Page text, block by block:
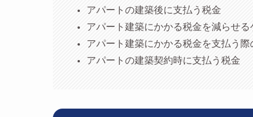
アパートの建築後に支払う税金
アパート建築にかかる税金を減らせる
アパート建築にかかる税金を支払う際
アパートの建築契約時に支払う税金